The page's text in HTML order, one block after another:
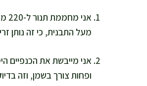
מעל התבנית, כי זה נותן
אני מייבשת את הכנפיים
ופחות צורך בשמן, וזה